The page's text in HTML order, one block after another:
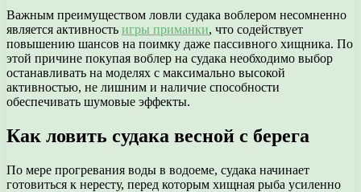
Важным преимуществом ловли судака воблером несомненно
является активность игры приманки, что содействует
повышению шансов на поимку даже пассивного хищника. По
этой причине покупая воблер на судака необходимо выбор
останавливать на моделях с максимально высокой
активностью, не лишним и наличие способности
обеспечивать шумовые эффекты.
Как ловить судака весной с берега
По мере прогревания воды в водоеме, судака начинает
готовиться к нересту, перед которым хищная рыба усиленно